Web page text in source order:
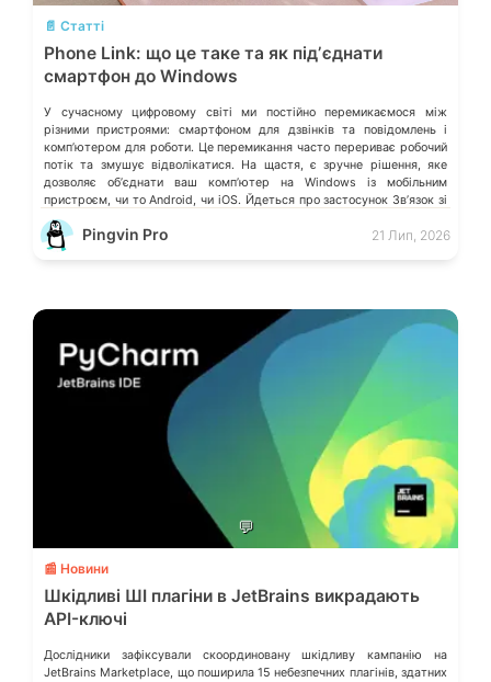
📄 Статті
Phone Link: що це таке та як підʼєднати
смартфон до Windows
У сучасному цифровому світі ми постійно перемикаємося між
різними пристроями: смартфоном для дзвінків та повідомлень і
компʼютером для роботи. Це перемикання часто перериває робочий
потік та змушує відволікатися. На щастя, є зручне рішення, яке
дозволяє обʼєднати ваш компʼютер на Windows із мобільним
пристроєм, чи то Android, чи iOS. Йдеться про застосунок Звʼязок зі
смартфоном (Phone Link) від Microsoft, що перетворює ваш ПК на
своєрідний «міст» до функцій смартфона.
Pingvin Pro 21 Лип, 2026
💬
📰 Новини
Шкідливі ШІ плагіни в JetBrains викрадають
API-ключі
Дослідники зафіксували скоординовану шкідливу кампанію на
JetBrains Marketplace, що поширила 15 небезпечних плагінів, здатних